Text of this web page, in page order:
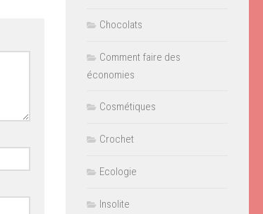
Chocolats
Comment faire des
économies
Cosmétiques
Crochet
Ecologie
Insolite